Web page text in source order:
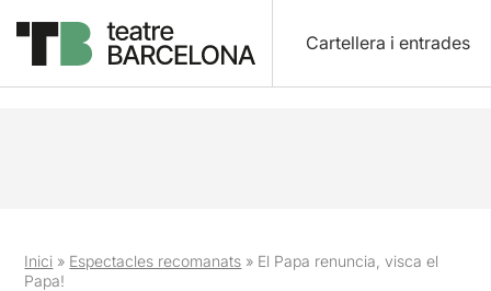
Cartellera i entrades
Inici » Espectacles recomanats » El Papa renuncia, visca el
Papa!